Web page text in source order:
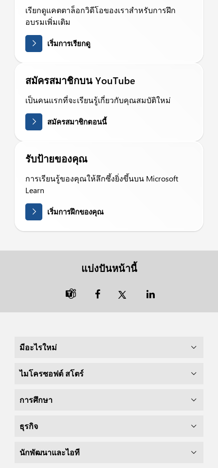
เรียกดูแคตตาล็อกวิดีโอของเราสำหรับการฝึก
อบรมเพิ่มเติม
เริ่มการเรียกดู
สมัครสมาชิกบน YouTube
เป็นคนแรกที่จะเรียนรู้เกี่ยวกับคุณสมบัติใหม่
สมัครสมาชิกตอนนี้
รับป้ายของคุณ
การเรียนรู้ของคุณให้ลึกซึ้งยิ่งขึ้นบน Microsoft
Learn
เริ่มการฝึกของคุณ
แบ่งปันหน้านี้

มีอะไรใหม่
ไมโครซอฟต์ สโตร์
การศึกษา
ธุรกิจ
นักพัฒนาและไอที